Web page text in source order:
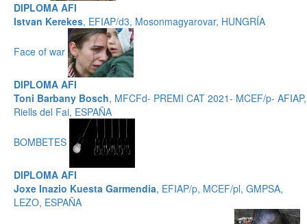
DIPLOMA AFI
Istvan Kerekes, EFIAP/d3, Mosonmagyarovar, HUNGRÍA
Face of war
DIPLOMA AFI
Toni Barbany Bosch, MFCFd- PREMI CAT 2021- MCEF/p- AFIAP,
Riells del Fai, ESPAÑA
BOMBETES
DIPLOMA AFI
Joxe Inazio Kuesta Garmendia, EFIAP/p, MCEF/pl, GMPSA,
LEZO, ESPAÑA